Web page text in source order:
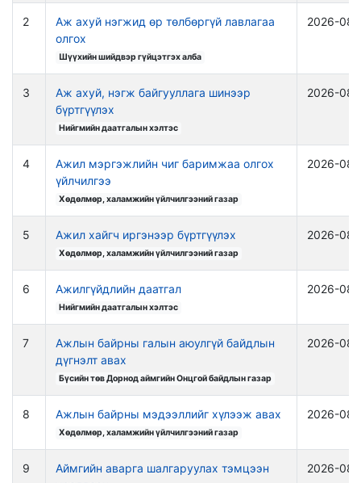
2
Аж ахуй нэгжид өр төлбөргүй лавлагаа
олгох
Шүүхийн шийдвэр гүйцэтгэх алба
2026-
3
Аж ахуй, нэгж байгууллага шинээр
бүртгүүлэх
Нийгмийн даатгалын хэлтэс
2026-
4
Ажил мэргэжлийн чиг баримжаа олгох
үйлчилгээ
Хөдөлмөр, халамжийн үйлчилгээний газар
2026-
5 Ажил хайгч иргэнээр бүртгүүлэх
Хөдөлмөр, халамжийн үйлчилгээний газар
2026-08-
6 Ажилгүйдлийн даатгал
Нийгмийн даатгалын хэлтэс
2026-
7
Ажлын байрны галын аюулгүй байдлын
дүгнэлт авах
Бүсийн төв Дорнод аймгийн Онцгой байдлын газар
2026-08-
8 Ажлын байрны мэдээллийг хүлээж авах
Хөдөлмөр, халамжийн үйлчилгээний газар
2026-
9
Аймгийн аварга шалгаруулах тэмцээн
2026-